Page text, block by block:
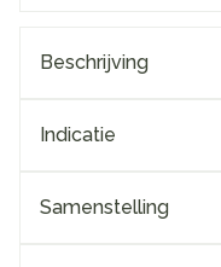
Beschrijving
Indicatie
Samenstelling